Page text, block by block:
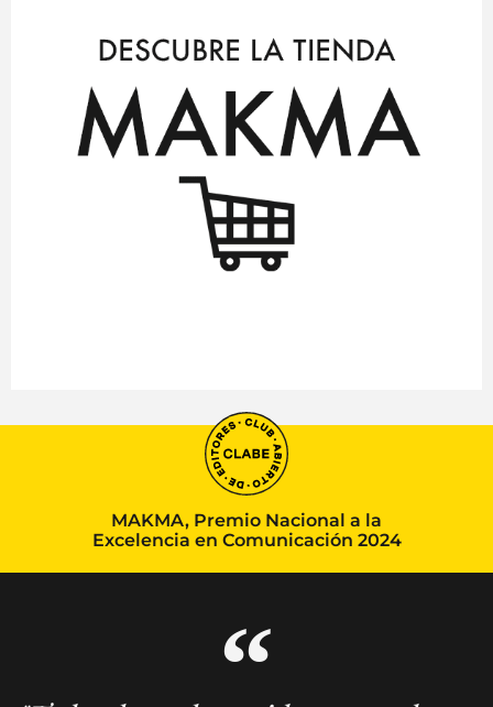
MAKMA, Premio Nacional a la
Excelencia en Comunicación 2024